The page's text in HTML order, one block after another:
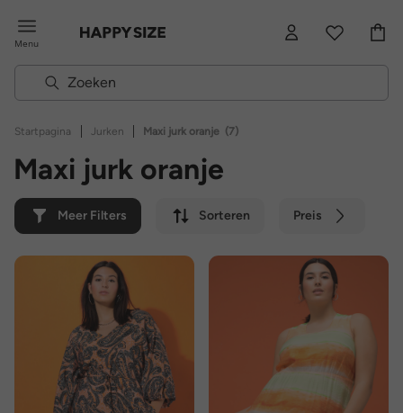
Menu
Startpagina | Jurken | Maxi jurk oranje (7)
Maxi jurk oranje
Meer Filters Sorteren Preis